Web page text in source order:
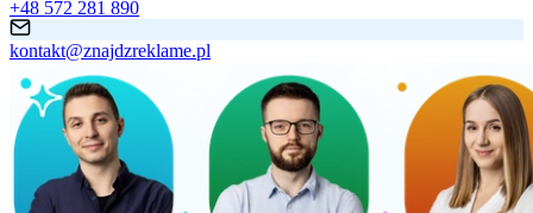
+48 572 281 890
kontakt@znajdzreklame.pl